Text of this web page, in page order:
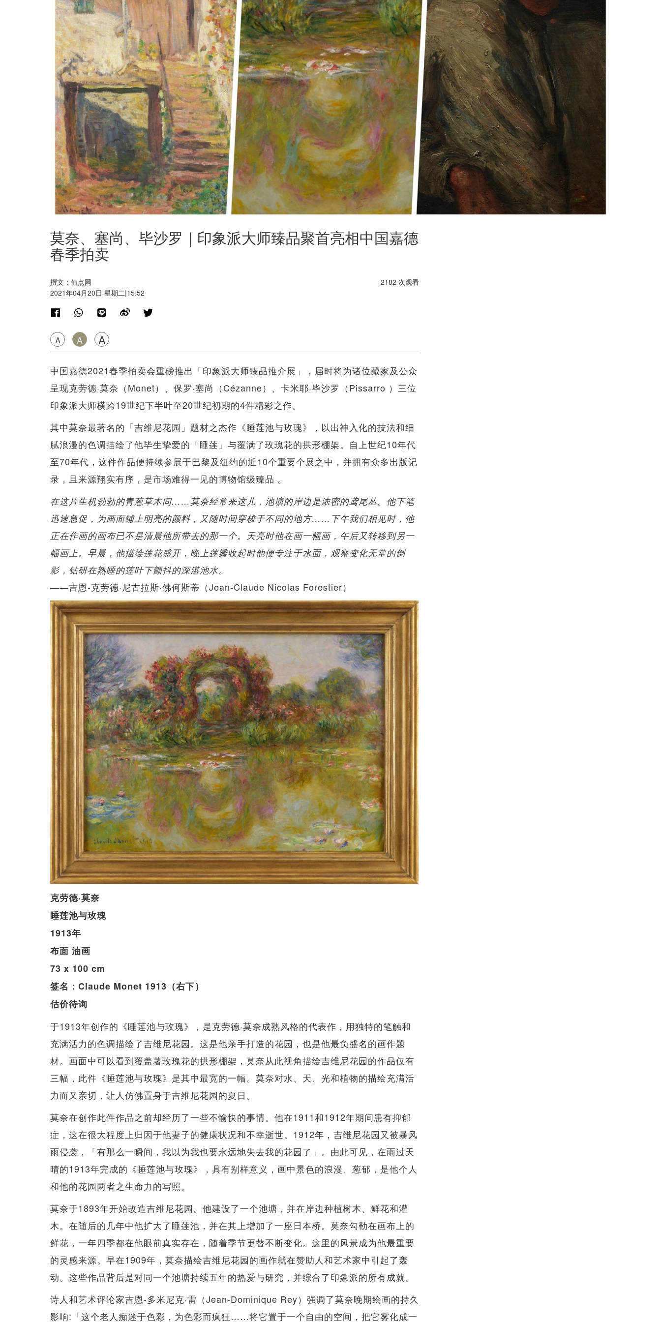
莫奈、塞尚、毕沙罗｜印象派大师臻品聚首亮相中国嘉德
春季拍卖
撰文：值点网
2021年04月20日 星期二|15:52
A A A
2182 次观看
中国嘉德2021春季拍卖会重磅推出「印象派大师臻品推介展」，届时将为诸位藏家及公众
呈现克劳德·莫奈（Monet）、保罗·塞尚（Cézanne）、卡米耶·毕沙罗（Pissarro ）三位
印象派大师横跨19世纪下半叶至20世纪初期的4件精彩之作。
其中莫奈最著名的「吉维尼花园」题材之杰作《睡莲池与玫瑰》，以出神入化的技法和细
腻浪漫的色调描绘了他毕生挚爱的「睡莲」与覆满了玫瑰花的拱形棚架。自上世纪10年代
至70年代，这件作品便持续参展于巴黎及纽约的近10个重要个展之中，并拥有众多出版记
录，且来源翔实有序，是市场难得一见的博物馆级臻品 。
在这片生机勃勃的青葱草木间……莫奈经常来这儿，池塘的岸边是浓密的鸢尾丛。他下笔
迅速急促，为画面铺上明亮的颜料，又随时间穿梭于不同的地方……下午我们相见时，他
正在作画的画布已不是清晨他所带去的那一个。天亮时他在画一幅画，午后又转移到另一
幅画上。早晨，他描绘莲花盛开，晚上莲瓣收起时他便专注于水面，观察变化无常的倒
影，钻研在熟睡的莲叶下颤抖的深湛池水。
——吉恩-克劳德·尼古拉斯·佛何斯蒂（Jean-Claude Nicolas Forestier）
克劳德·莫奈
睡莲池与玫瑰
1913年
布面 油画
73 x 100 cm
签名：Claude Monet 1913（右下）
估价待询
于1913年创作的《睡莲池与玫瑰》，是克劳德·莫奈成熟风格的代表作，用独特的笔触和
充满活力的色调描绘了吉维尼花园。这是他亲手打造的花园，也是他最负盛名的画作题
材。画面中可以看到覆盖著玫瑰花的拱形棚架，莫奈从此视角描绘吉维尼花园的作品仅有
三幅，此件《睡莲池与玫瑰》是其中最宽的一幅。莫奈对水、天、光和植物的描绘充满活
力而又亲切，让人仿佛置身于吉维尼花园的夏日。
莫奈在创作此件作品之前却经历了一些不愉快的事情。他在1911和1912年期间患有抑郁
症，这在很大程度上归因于他妻子的健康状况和不幸逝世。1912年，吉维尼花园又被暴风
雨侵袭，「有那么一瞬间，我以为我也要永远地失去我的花园了」。由此可见，在雨过天
晴的1913年完成的《睡莲池与玫瑰》，具有别样意义，画中景色的浪漫、葱郁，是他个人
和他的花园两者之生命力的写照。
莫奈于1893年开始改造吉维尼花园。他建设了一个池塘，并在岸边种植树木、鲜花和灌
木。在随后的几年中他扩大了睡莲池，并在其上增加了一座日本桥。莫奈勾勒在画布上的
鲜花，一年四季都在他眼前真实存在，随着季节更替不断变化。这里的风景成为他最重要
的灵感来源。早在1909年，莫奈描绘吉维尼花园的画作就在赞助人和艺术家中引起了轰
动。这些作品背后是对同一个池塘持续五年的热爱与研究，并综合了印象派的所有成就。
诗人和艺术评论家吉恩-多米尼克·雷（Jean-Dominique Rey）强调了莫奈晚期绘画的持久
影响:「这个老人痴迷于色彩，为色彩而疯狂……将它置于一个自由的空间，把它雾化成一